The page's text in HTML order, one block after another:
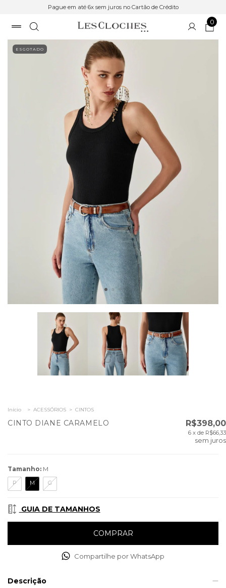
Pague em até 6x sem juros no Cartão de Crédito
0
ESGOTADO
Início > ACESSÓRIOS > CINTOS
CINTO DIANE CARAMELO R$398,00
6 x de R$66,33
sem juros
Tamanho: M
P M G
GUIA DE TAMANHOS
Compartilhe por WhatsApp
Descrição